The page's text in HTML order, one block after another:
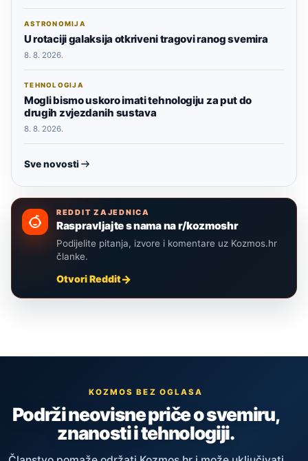
ASTRONOMIJA
U rotaciji galaksija otkriveni tragovi ranog svemira
8. 8. 2026.
TEHNOLOGIJA
Mogli bismo uskoro imati tehnologiju za put do
drugih zvjezdanih sustava
8. 8. 2026.
Sve novosti
REDDIT ZAJEDNICA
Raspravljajte s nama na r/kozmoshr
Podijelite pitanja, izvore i komentare uz Kozmos.hr
članke.
Otvori Reddit
KOZMOS BEZ OGLASA
Podrži neovisne priče o svemiru,
znanosti i tehnologiji.